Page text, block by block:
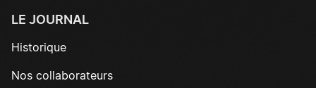
LE JOURNAL
Historique
Nos collaborateurs